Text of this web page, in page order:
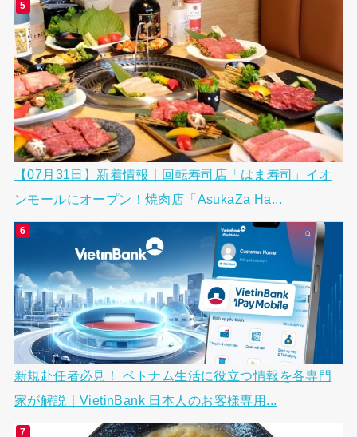
【07月31日】新着情報｜回転寿司店「はま寿司」イオ
ンモールにオープン！焼肉店「AsukaZa Ha...
新規赴任者必見！ ベトナム生活に役立つ情報を各専門
家が解説｜VietinBank 日本人のお客様専用...